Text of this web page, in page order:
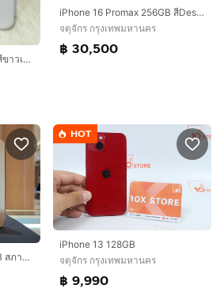
Iphone 17Promax 256gb สีขาวเครื่องสวย ยกกล่อง เดิมๆสุขภาพแบต 94%ประกันเหลือ 30/11/2569อุปกรณ์ สายชาร์จแท้ กล่องเดิมเลขตรงกล่องนัดรับได้ รามอินทรา83 กม8 กม9
iPhone 16 Promax 256GB สีDesert สวยมากๆ
จตุจักร กรุงเทพมหานคร
฿ 30,500
iPhone 16 Pro Max 512GB สภาพสวยมาก เครื่องไทย รับผ่อนบัตร
HOT
iPhone 13 128GB
จตุจักร กรุงเทพมหานคร
฿ 9,990